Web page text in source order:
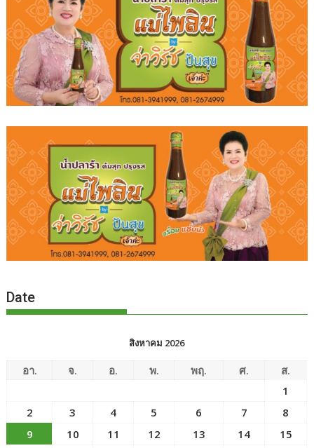
Date
สิงหาคม 2026
อา. จ. อ. พ. พฤ. ศ.
ส.
1
2
3 4 5 6 7
8
9
10 11 12 13 14
15